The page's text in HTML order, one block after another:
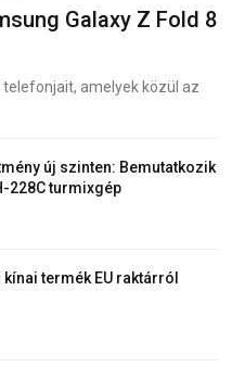
Galaxy Z Fold 8
amelyek közül az
új szinten: Bemutatkozik
228C turmixgép
termék EU raktárról